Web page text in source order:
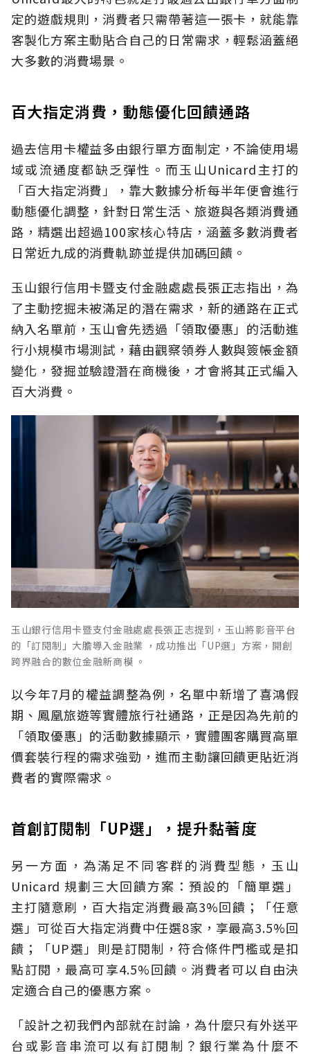
定的遊戲規則，消費者只需帶著這一張卡，就能靠
客製化方案主動貼合自己的日常需求，輕鬆涵蓋絕
大多數的消費場景。
百大指定消費，動態優化回饋通路
過去信用卡權益多由銀行單方面制定，不論使用場
域或流通度都缺乏彈性。而玉山Unicard主打的
「百大指定消費」，靠大數據分析每半年便會進行
動態優化調整，針對日常生活、旅遊與各類消費通
路，精選出超過100家核心特店，涵蓋多數消費者
日常近九成的消費軌跡並提供加碼回饋。
玉山銀行信用卡暨支付金融處處長張正志指出，為
了主動挖掘未被滿足的潛在需求，新的通路在正式
納入名單前，玉山會先透過「領取優惠」的活動進
行小規模市場測試，藉由觀察領券人數與簽帳金額
變化，發掘並驗證潛在商機後，才會將其正式編入
百大消費。
玉山銀行信用卡暨支付金融處處長張正志提到，玉山將影音平台
的「訂閱制」大膽導入金融業 ，成功推出「UP選」方案，開創
跨界融合的數位金融新商模 。
以今年7月的權益調整為例，名單中新增了喜鴻假
期、鳳凰旅遊等實體旅行社通路，正是因為先前的
「領取優惠」的活動數據顯示，實體團客購買高單
價套裝行程的需求強勁，進而主動讓回饋更貼近消
費者的實際需求。
首創訂閱制「UP選」，提升黏著度
另一方面，為滿足不同客群的消費型態，玉山
Unicard 規劃三大回饋方案：預設的「簡單選」
主打隨意刷，百大指定消費最高3%回饋；「任意
選」可從百大指定消費中任選8家，享最高3.5%回
饋；「UP選」則是訂閱制，符合條件門檻或是扣
點訂閱，最高可享4.5%回饋。消費者可以自由決
定適合自己的優惠方案。
「設計之初我們內部就在討論，為什麼只有外送平
台或影音串流可以有訂閱制？銀行業為什麼不